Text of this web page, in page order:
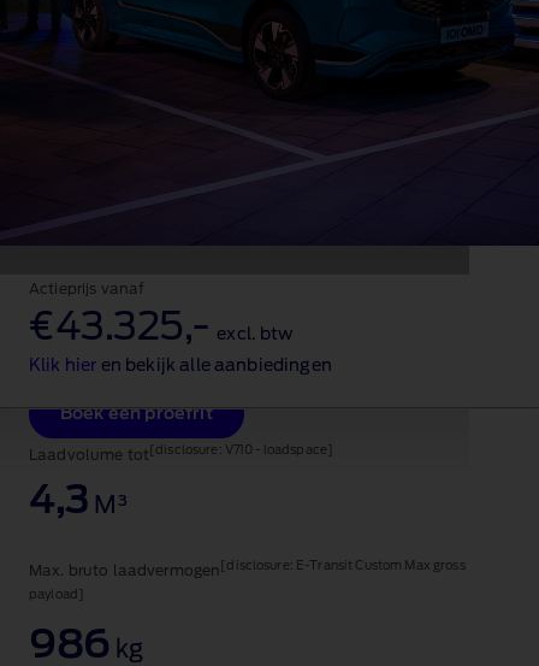
Vervoer je team en je
tools
Boek een proefrit
Actieprijs vanaf
€43.325,‑ excl. btw
Klik hier en bekijk alle aanbiedingen
Laadvolume tot [disclosure: V710 - loadspace]
4,3 M³
Max. bruto laadvermogen [disclosure: E-Transit Custom Max gross
payload]
986 kg